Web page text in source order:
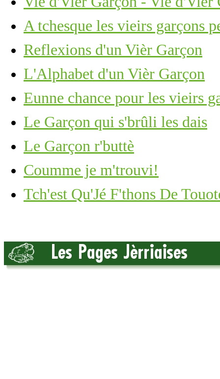
A tchesque les vieirs garçons
Reflexions d'un Vièr Garçon
L'Alphabet d'un Vièr Garçon
Eunne chance pour les vieirs
Le Garçon qui s'brûli les dais
Le Garçon r'buttè
Coumme je m'trouvi!
Tch'est Qu'Jé F'thons De